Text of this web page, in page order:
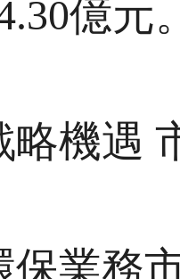
億元
略機遇
保業務